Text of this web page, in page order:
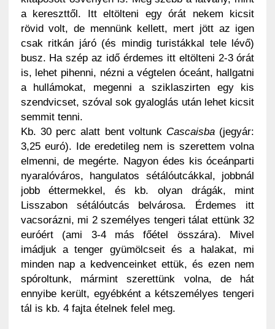
a kereszttől. Itt eltölteni egy órát nekem kicsit
rövid volt, de mennünk kellett, mert jött az igen
csak ritkán járó (és mindig turistákkal tele lévő)
busz. Ha szép az idő érdemes itt eltölteni 2-3 órát
is, lehet pihenni, nézni a végtelen óceánt, hallgatni
a hullámokat, megenni a sziklaszirten egy kis
szendvicset, szóval sok gyaloglás után lehet kicsit
semmit tenni.
Kb. 30 perc alatt bent voltunk Cascaisba (jegyár:
3,25 euró). Ide eredetileg nem is szerettem volna
elmenni, de megérte. Nagyon édes kis óceánparti
nyaralóváros, hangulatos sétálóutcákkal, jobbnál
jobb éttermekkel, és kb. olyan drágák, mint
Lisszabon sétálóutcás belvárosa. Érdemes itt
vacsorázni, mi 2 személyes tengeri tálat ettünk 32
euróért (ami 3-4 más főétel összára). Mivel
imádjuk a tenger gyümölcseit és a halakat, mi
minden nap a kedvenceinket ettük, és ezen nem
spóroltunk, mármint szerettünk volna, de hát
ennyibe került, egyébként a kétszemélyes tengeri
tál is kb. 4 fajta ételnek felel meg.